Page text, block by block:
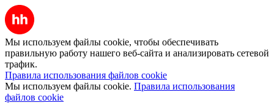
Мы используем файлы cookie, чтобы обеспечивать
правильную работу нашего веб-сайта и анализировать сетевой
трафик.
Правила использования файлов cookie
Мы используем файлы cookie. Правила использования
файлов cookie